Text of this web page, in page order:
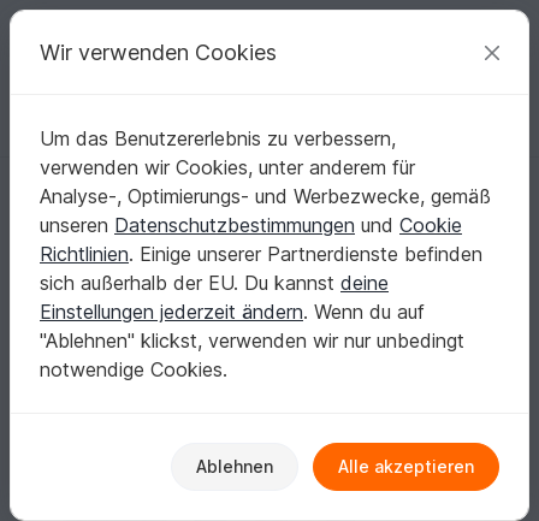
Deine kreativen Ideen
Deutsch | € (EUR) einloggen Kostenlos registrieren
Startseite Stricken Amigurumi Tiere & Pflanzen
SPAR-SET Hase Und Igel Strickanleitung
SPAR-SET Hase Und Igel Strickanleitung
Wir verwenden Cookies
Um das Benutzererlebnis zu verbessern,
verwenden wir Cookies, unter anderem für
Analyse-, Optimierungs- und Werbezwecke, gemäß
unseren Datenschutzbestimmungen und Cookie
Richtlinien. Einige unserer Partnerdienste befinden
sich außerhalb der EU. Du kannst deine
Einstellungen jederzeit ändern. Wenn du auf
"Ablehnen" klickst, verwenden wir nur unbedingt
notwendige Cookies.
Ablehnen Alle akzeptieren